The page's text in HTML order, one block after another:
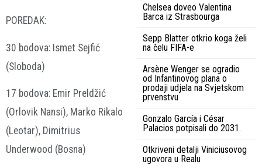
POREDAK:
30 bodova: Ismet Sejfić
(Sloboda)
17 bodova: Emir Preldžić
(Orlovik Nansi), Marko Rikalo
(Leotar), Dimitrius
Underwood (Bosna)
Chelsea doveo Valentina
Barca iz Strasbourga
Sepp Blatter otkrio koga želi
na čelu FIFA-e
Arsène Wenger se ogradio
od Infantinovog plana o
prodaji udjela na Svjetskom
prvenstvu
Gonzalo García i César
Palacios potpisali do 2031.
Otkriveni detalji Viniciusovog
ugovora u Realu